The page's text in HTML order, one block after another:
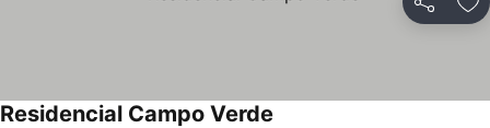
Compartir
Residencial Campo Verde